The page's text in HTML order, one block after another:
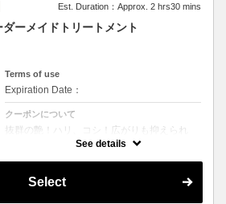
Est. Duration：Approx. 2 hrs30 mins
ーメイドトリートメント
Terms of use
Expiration Date：
クーポンについて
抜群の艶！ハリ、コシ！広がりも抑えられ
る！どんなに傷んだ髪も、鮮やかなハイトー
ンカラーも、極上美しい髪へ☆
See details
Select